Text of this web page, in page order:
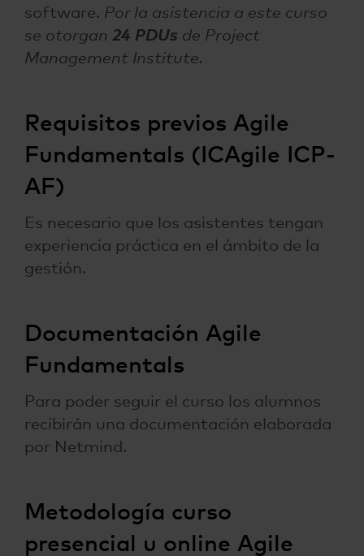
software. Por la asistencia a este curso
se otorgan 24 PDUs de Project
Management Institute.
Requisitos previos Agile
Fundamentals (ICAgile ICP-
AF)
Es necesario que los asistentes tengan
experiencia práctica en el ámbito de la
gestión.
Documentación Agile
Fundamentals
Para poder seguir el curso los alumnos
recibirán una documentación elaborada
por Netmind.
Metodología curso
presencial u online Agile